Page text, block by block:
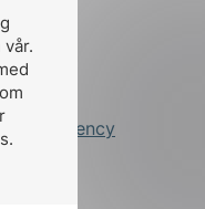
Stem Agency